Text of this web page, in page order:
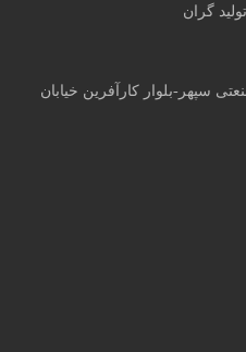
گران
سپهر-بلوار کارآفرین خیابان